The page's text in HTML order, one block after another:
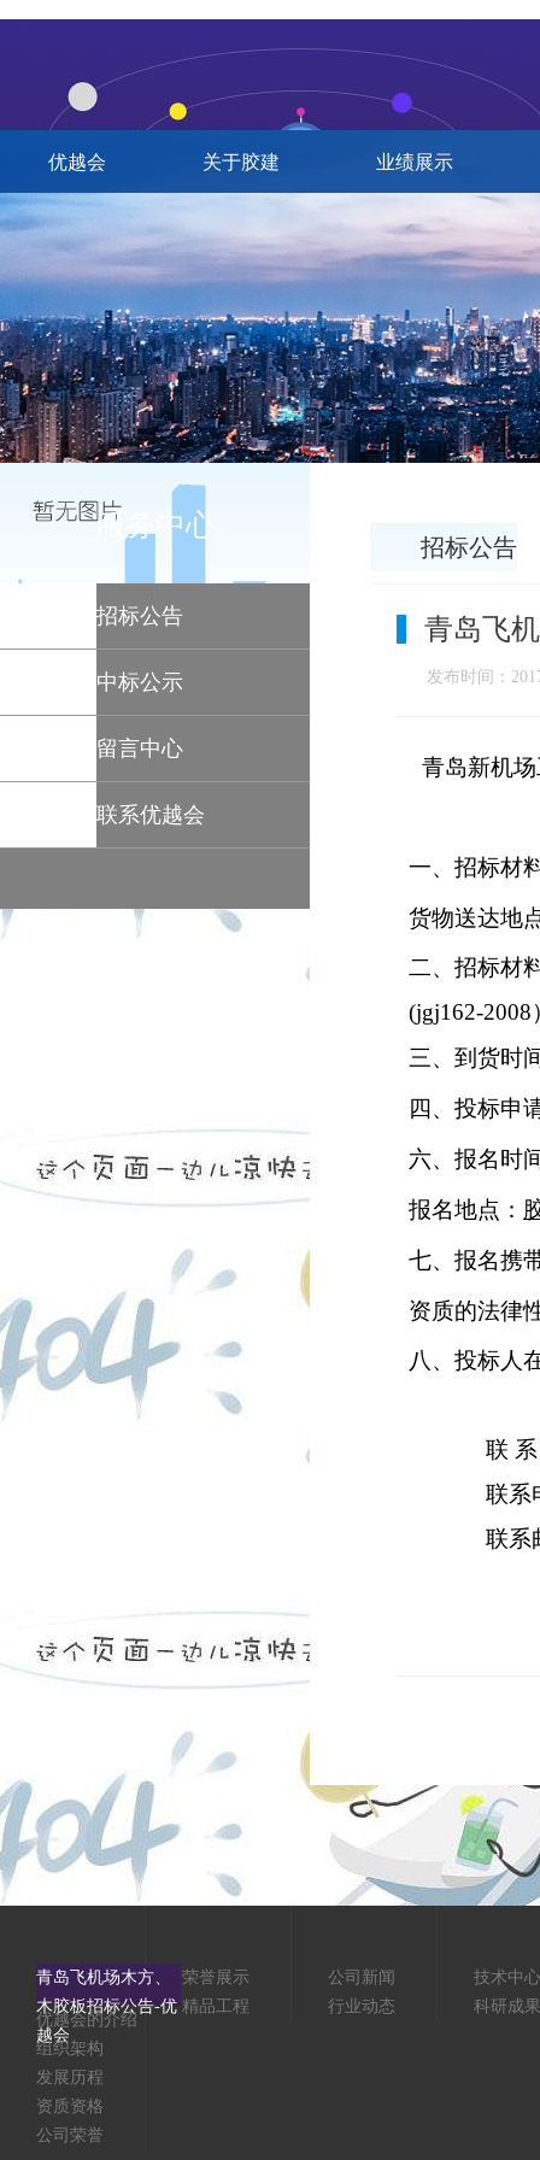
优越会 关于胶建 业绩展示
服务中心
招标公告
中标公示
留言中心
联系优越会
招标公告
青岛飞
发布时间：
青岛新机
一、 招标材
货物送达地
二、招标材
(jgj162-2008
三、到货时
四、投标申
六、报名时
报名地点：
七、报名携
资质的法律
八、投标人
联
联系
联系
青岛飞机场木方、
木胶板招标公告-优
越会
优越会的介绍
组织架构
发展历程
资质资格
公司荣誉
荣誉展示
精品工程
公司新闻
行业动态
技术中心
科研成果